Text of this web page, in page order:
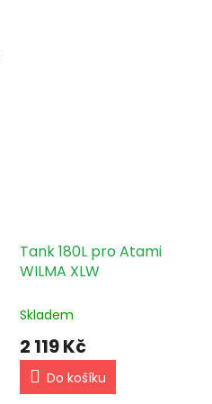
Tank 180L pro Atami
WILMA XLW
Skladem
2 119 Kč
Do košíku